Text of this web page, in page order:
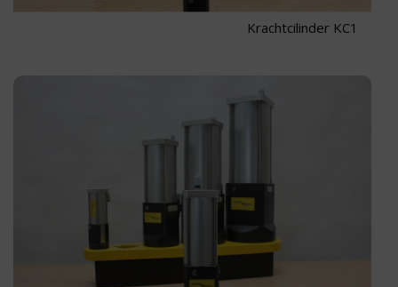
Krachtcilinder KC1